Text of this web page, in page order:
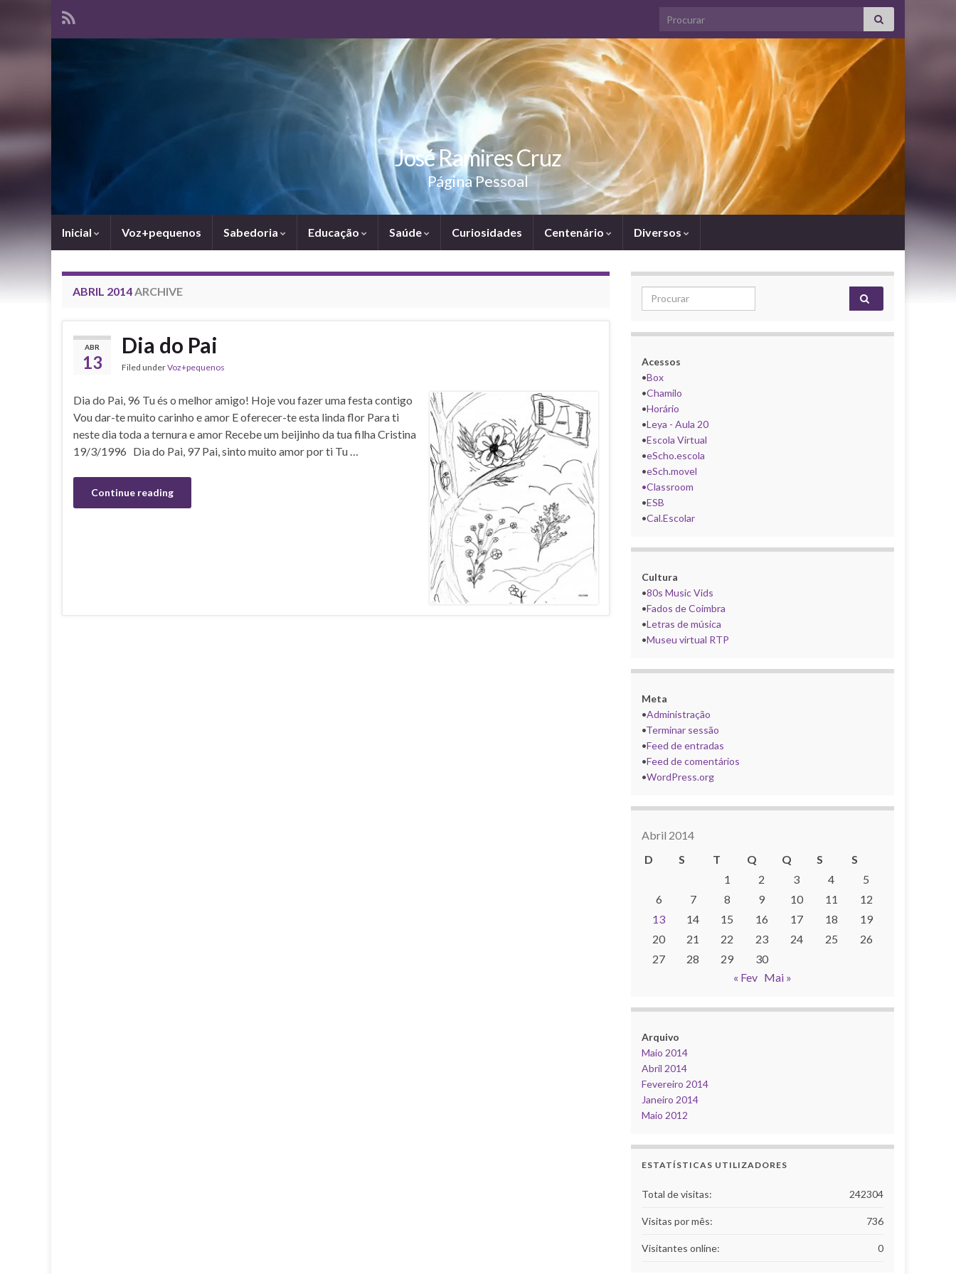
Search for:
José Ramires Cruz
Página Pessoal
Inicial Voz+pequenos Sabedoria Educação Saúde Curiosidades Centenário Diversos
ABRIL 2014 ARCHIVE
ABR
13
Dia do Pai
Filed underVoz+pequenos
Dia do Pai, 96 Tu és o melhor amigo! Hoje vou fazer uma festa contigo
Vou dar-te muito carinho e amor E oferecer-te esta linda flor Para ti
neste dia toda a ternura e amor Recebe um beijinho da tua filha Cristina
19/3/1996 Dia do Pai, 97 Pai, sinto muito amor por ti Tu …
Continue reading
Search for:
Acessos
•Box
•Chamilo
•Horário
•Leya - Aula 20
•Escola Virtual
•eScho.escola
•eSch.movel
•Classroom
•ESB
•Cal.Escolar
Cultura
•80s Music Vids
•Fados de Coimbra
•Letras de música
•Museu virtual RTP
Meta
•Administração
•Terminar sessão
•Feed de entradas
•Feed de comentários
•WordPress.org
Abril 2014
D
S T Q Q S
S
1
2 3 4
5
6
7 8 9 10 11
12
13
14 15 16 17 18
19
20
21 22 23 24 25
26
27
28 29
30
« Fev Mai »
Arquivo
Maio 2014
Abril 2014
Fevereiro 2014
Janeiro 2014
Maio 2012
ESTATÍSTICAS UTILIZADORES
242304
Total de visitas:
736
Visitas por mês:
0
Visitantes online: